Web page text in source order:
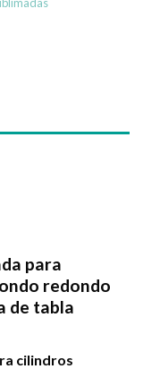
para
redondo
de tabla
cilindros